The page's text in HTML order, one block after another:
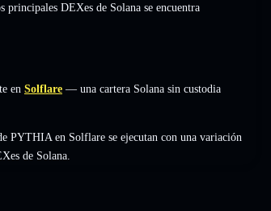
principales DEXes de Solana se encuentra
en Solflare — una cartera Solana sin custodia
PYTHIA en Solflare se ejecutan con una variación
de Solana.